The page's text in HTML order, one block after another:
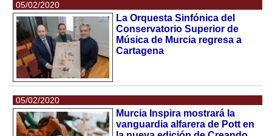
05/02/2020
La Orquesta Sinfónica del
Conservatorio Superior de
Música de Murcia regresa a
Cartagena
05/02/2020
Murcia Inspira mostrará la
vanguardia alfarera de Pott en